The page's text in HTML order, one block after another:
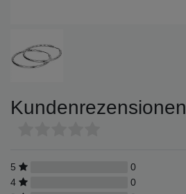
Kundenrezensionen
5
0
4
0